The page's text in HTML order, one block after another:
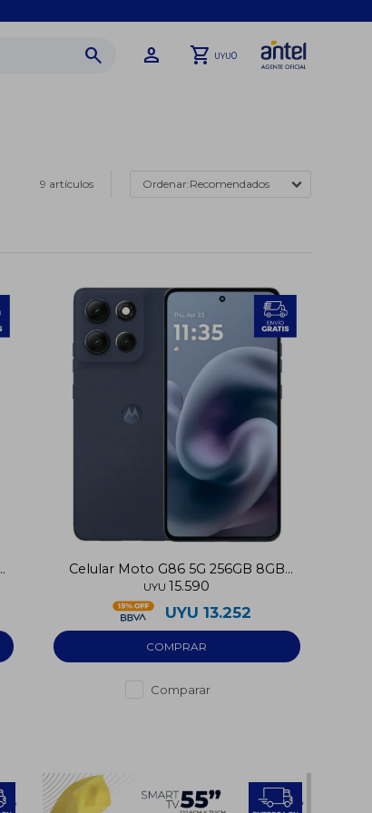
UYU0
9 artículos Recomendados
Celular Moto G86 5G 256GB 8GB
RAM
UYU 15.590
UYU 13.252
Comparar